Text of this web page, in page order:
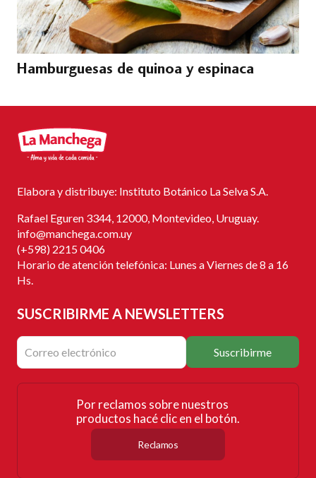
Hamburguesas de quinoa y espinaca
Elabora y distribuye: Instituto Botánico La Selva S.A.
Rafael Eguren 3344, 12000, Montevideo, Uruguay.
info@manchega.com.uy
(+598) 2215 0406
Horario de atención telefónica: Lunes a Viernes de 8 a 16
Hs.
SUSCRIBIRME A NEWSLETTERS
Suscribirme
Por reclamos sobre nuestros
productos hacé clic en el botón.
Reclamos